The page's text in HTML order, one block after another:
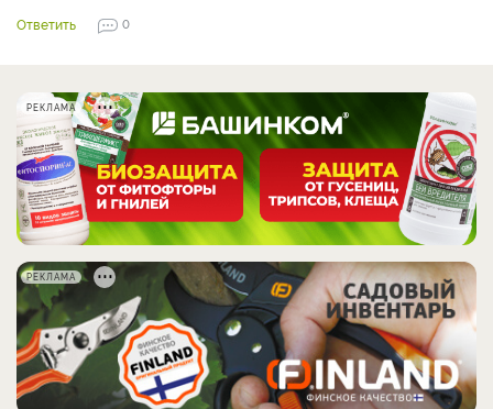
Ответить
0
РЕКЛАМА
РЕКЛАМА